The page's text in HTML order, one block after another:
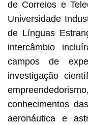
de Correios e
Universidade
de Línguas
intercâmbio
campos de
investigação
conhecimentos
aeronáutica e